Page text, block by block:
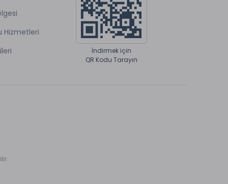
Hizmetleri
İndirmek için
QR Kodu Tarayın